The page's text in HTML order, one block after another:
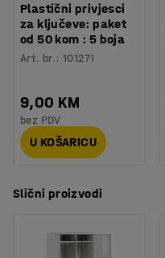
Plastični privjesci
za ključeve: paket
od 50 kom : 5 boja
Art. br.:101271
9,00 KM
bez PDV
U KOŠARICU
Slični proizvodi